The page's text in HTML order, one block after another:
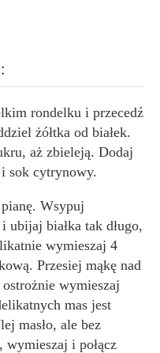
rondelku i przecedź
żółtka od białek.
aż zbieleją. Dodaj
sok cytrynowy.
Wsypuj
ubijaj białka tak długo,
wymieszaj 4
Przesiej mąkę nad
wymieszaj
mas jest
masło, ale bez
wymieszaj i połącz